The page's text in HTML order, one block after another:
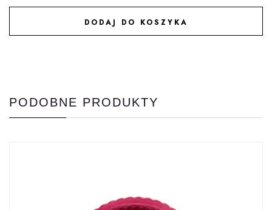
DODAJ DO KOSZYKA
DODAJ DO ULUBIONYCH
PODOBNE PRODUKTY